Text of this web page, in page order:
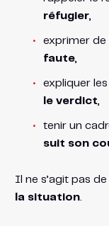
réfugier,
exprimer de
faute,
expliquer
le verdict
tenir un
suit son
Il ne s’agit pas
la situation.